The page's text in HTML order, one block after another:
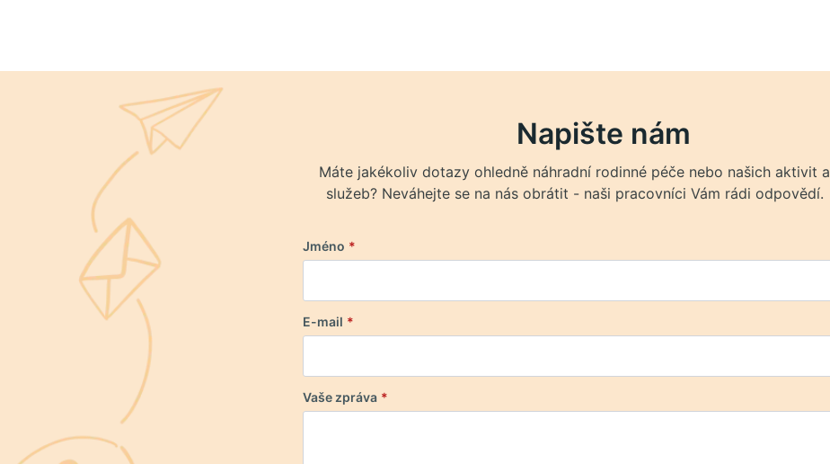
Napište nám
Máte jakékoliv dotazy ohledně náhradní rodinné péče nebo našich aktivit a
služeb? Neváhejte se na nás obrátit - naši pracovníci Vám rádi odpovědí.
Jméno *
E-mail *
Vaše zpráva *